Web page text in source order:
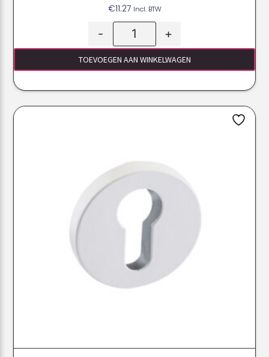
€11.27 Incl. BTW
- +
TOEVOEGEN AAN WINKELWAGEN